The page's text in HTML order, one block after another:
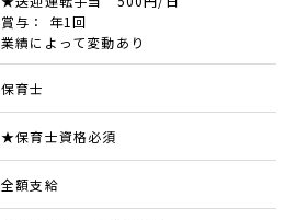
賞与： 年1回
業績によって変動あり
保育士
★保育士資格必須
全額支給